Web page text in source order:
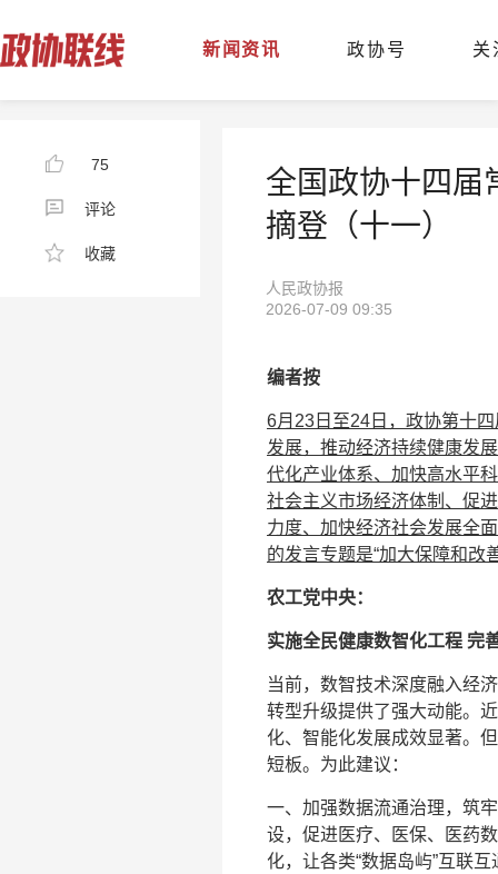
新闻资讯 政协号 关
75
评论
收藏
全国政协十四届
摘登（十一）
人民政协报
2026-07-09 09:35
编者按
6月23日至24日，政协第十
发展，推动经济持续健康发
代化产业体系、加快高水平
社会主义市场经济体制、促
力度、加快经济社会发展全
的发言专题是“加大保障和改
农工党中央：
实施全民健康数智化工程 完
当前，数智技术深度融入经
转型升级提供了强大动能。
化、智能化发展成效显著。
短板。为此建议：
一、加强数据流通治理，筑
设，促进医疗、医保、医药
化，让各类“数据岛屿”互联